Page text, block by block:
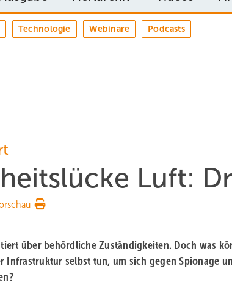
Technologie Webinare Podcasts
Luft:
über behördliche Zuständigkeiten. Doch was
Infrastruktur selbst tun, um sich gegen Spionage